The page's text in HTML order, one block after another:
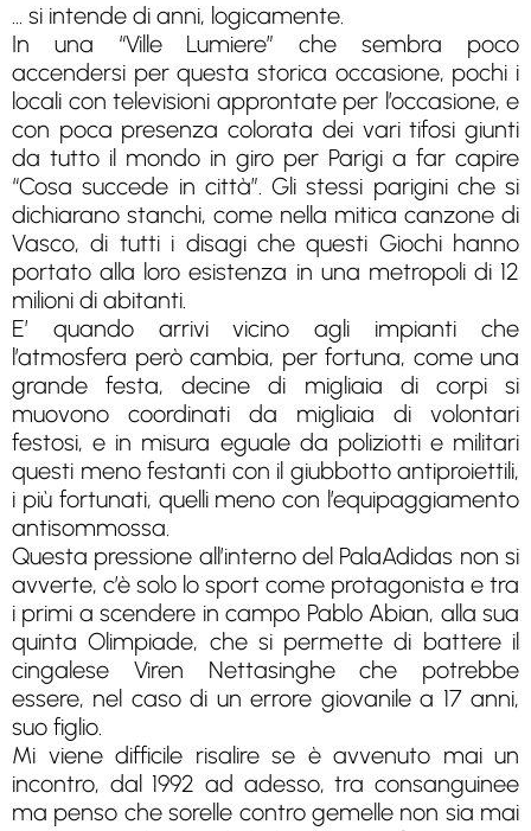
... si intende di anni, logicamente.
In una “Ville Lumiere” che sembra poco
accendersi per questa storica occasione, pochi i
locali con televisioni approntate per l’occasione, e
con poca presenza colorata dei vari tifosi giunti
da tutto il mondo in giro per Parigi a far capire
“Cosa succede in città”. Gli stessi parigini che si
dichiarano stanchi, come nella mitica canzone di
Vasco, di tutti i disagi che questi Giochi hanno
portato alla loro esistenza in una metropoli di 12
milioni di abitanti.
E’ quando arrivi vicino agli impianti che
l’atmosfera però cambia, per fortuna, come una
grande festa, decine di migliaia di corpi si
muovono coordinati da migliaia di volontari
festosi, e in misura eguale da poliziotti e militari
questi meno festanti con il giubbotto antiproiettili,
i più fortunati, quelli meno con l’equipaggiamento
antisommossa.
Questa pressione all’interno del PalaAdidas non si
avverte, c’è solo lo sport come protagonista e tra
i primi a scendere in campo Pablo Abian, alla sua
quinta Olimpiade, che si permette di battere il
cingalese Viren Nettasinghe che potrebbe
essere, nel caso di un errore giovanile a 17 anni,
suo figlio.
Mi viene difficile risalire se è avvenuto mai un
incontro, dal 1992 ad adesso, tra consanguinee
ma penso che sorelle contro gemelle non sia mai